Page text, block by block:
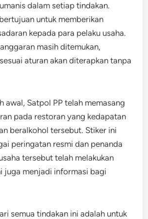
dalam setiap tindakan.
untuk memberikan
kepada para pelaku usaha.
masih ditemukan,
aturan akan diterapkan tanpa
awal, Satpol PP telah memasang
pada restoran yang kedapatan
beralkohol tersebut. Stiker ini
peringatan resmi dan penanda
tersebut telah melakukan
juga menjadi informasi bagi
semua tindakan ini adalah untuk